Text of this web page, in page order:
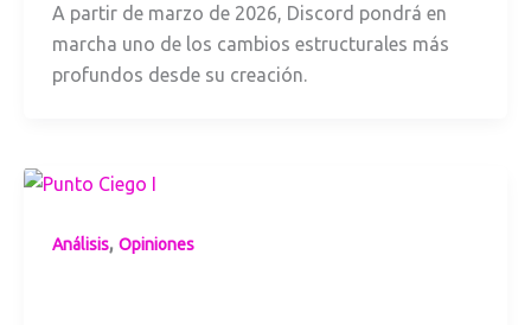
A partir de marzo de 2026, Discord pondrá en
marcha uno de los cambios estructurales más
profundos desde su creación.
Análisis, Opiniones